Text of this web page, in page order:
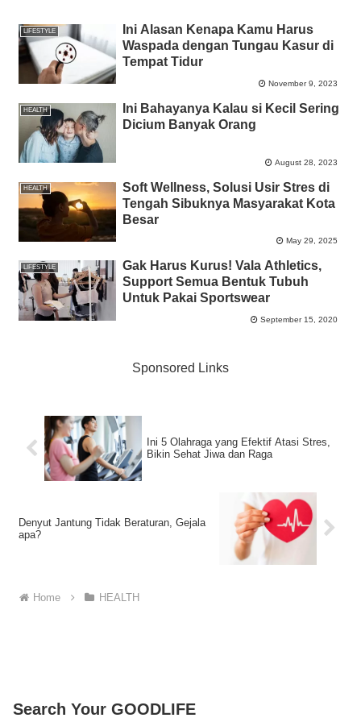
LIFESTYLE
Ini Alasan Kenapa Kamu Harus
Waspada dengan Tungau Kasur di
Tempat Tidur
November 9, 2023
HEALTH
Ini Bahayanya Kalau si Kecil Sering
Dicium Banyak Orang
August 28, 2023
HEALTH
Soft Wellness, Solusi Usir Stres di
Tengah Sibuknya Masyarakat Kota
Besar
May 29, 2025
LIFESTYLE
Gak Harus Kurus! Vala Athletics,
Support Semua Bentuk Tubuh
Untuk Pakai Sportswear
September 15, 2020
Sponsored Links
Ini 5 Olahraga yang Efektif Atasi Stres,
Bikin Sehat Jiwa dan Raga
Denyut Jantung Tidak Beraturan, Gejala
apa?
Home HEALTH
Search Your GOODLIFE